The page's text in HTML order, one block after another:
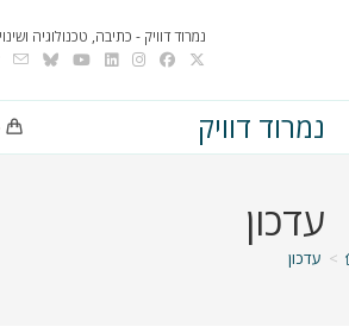
נמרוד דוויק - כתיבה, טכנולוגיה
נמרוד דוויק
עדכון
> עדכון